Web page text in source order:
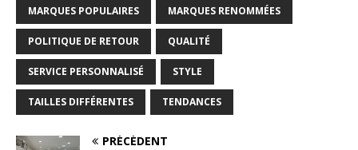
MARQUES POPULAIRES MARQUES RENOMMÉES
POLITIQUE DE RETOUR QUALITÉ
SERVICE PERSONNALISÉ STYLE
TAILLES DIFFÉRENTES TENDANCES
PRÉCÉDENT